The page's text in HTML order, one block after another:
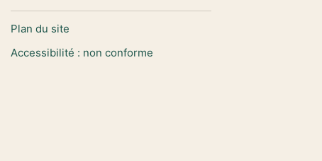
Plan du site
Accessibilité : non conforme